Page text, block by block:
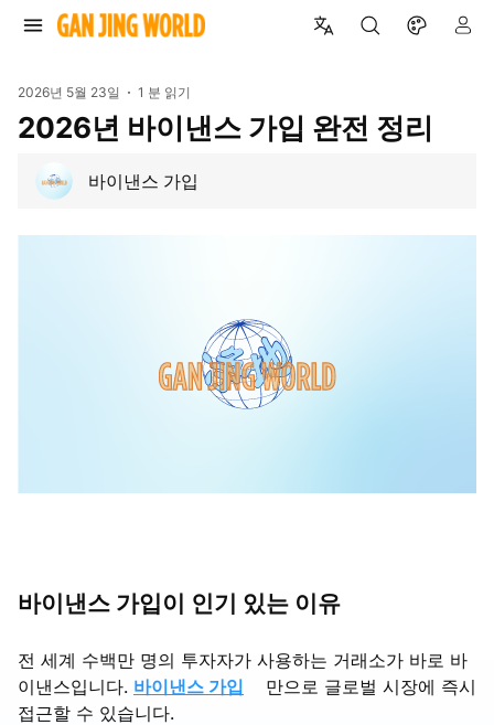
2026년 5월 23일 1 분 읽기
2026년 바이낸스 가입 완전 정리
바이낸스 가입
바이낸스 가입이 인기 있는 이유
전 세계 수백만 명의 투자자가 사용하는 거래소가 바로 바
이낸스입니다. 바이낸스 가입 만으로 글로벌 시장에 즉시
접근할 수 있습니다.